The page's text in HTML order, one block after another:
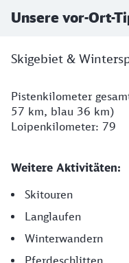
Unsere vor-Ort-
Skigebiet &
Pistenkilometer
57 km, blau 36 km)
Loipenkilometer: 79
Weitere Aktivitäten:
Skitouren
Langlaufen
Winterwandern
Pferdeschlitten